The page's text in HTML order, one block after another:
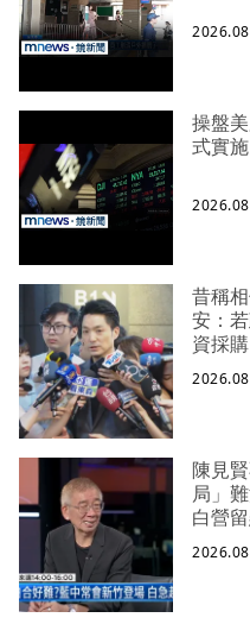
操盤
式實
昔稱
安：
資採購
陳見
局」
白營